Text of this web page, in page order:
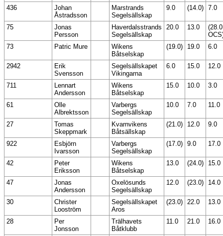
436
Johan
Åstradsson
Marstrands
Segelsällskap
9.0 (14.0) 7.0
75
Jonas
Persson
Haverdalsstrands
Segelsällskap
20.0 13.0
(28.0
73
Patric Mure
Wikens
Båtselskap
(19.0) 19.0 6.0
2942
Erik
Svensson
Segelsällskapet
Vikingarna
6.0 15.0 12.0
711
Lennart
Andersson
Wikens
Båtselskap
15.0 10.0 3.0
61
Olle
Albrektsson
Varbergs
Segelsällskap
10.0 7.0 11.0
27
Tomas
Skeppmark
Kvarnvikens
Båtsällskap
(21.0) 12.0 9.0
922
Esbjörn
Ivarsson
Varbergs
Segelsällskap
(17.0) 9.0 17.0
42
Peter
Eriksson
Wikens
Båtselskap
13.0 (24.0) 15.0
47
Jonas
Andersson
Oxelösunds
Segelsällskap
12.0 (23.0) 14.0
30
Christer
Looström
Segelsällskapet
Aros
(23.0) 22.0 13.0
28
Per
Jonsson
Trälhavets
Båtklubb
11.0 21.0 16.0